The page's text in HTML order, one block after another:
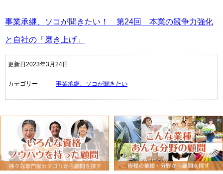
事業承継、ソコが聞きたい！ 第24回 本業の競争力強化
と自社の「磨き上げ」
更新日2023年3月24日
カテゴリー 事業承継、ソコが聞きたい